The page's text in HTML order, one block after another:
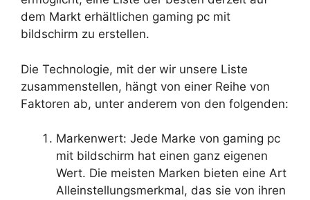
dem Markt erhältlichen gaming pc mit
bildschirm zu erstellen.
Die Technologie, mit der wir unsere Liste
zusammenstellen, hängt von einer Reihe von
Faktoren ab, unter anderem von den folgenden:
Markenwert: Jede Marke von gaming pc
mit bildschirm hat einen ganz eigenen
Wert. Die meisten Marken bieten eine Art
Alleinstellungsmerkmal, das sie von ihren